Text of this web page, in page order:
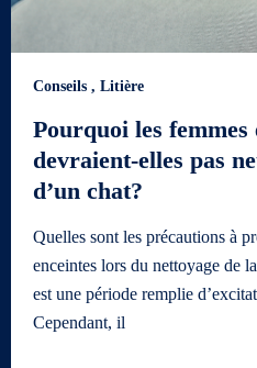
Conseils , Litière
Pourquoi les femmes
devraient-elles pas
d’un chat?
Quelles sont les précautions à
enceintes lors du nettoyage de
est une période remplie
Cependant, il